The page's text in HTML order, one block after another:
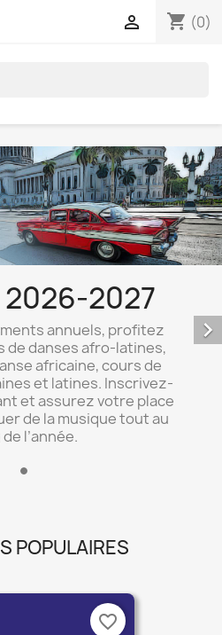
shopping_cart (0)

2026-2027
annuels, profitez
de danses afro-latines,
africaine, cours de
et latines. Inscrivez-
et assurez votre place
de la musique tout au
l’année.

POPULAIRES
favorite_border